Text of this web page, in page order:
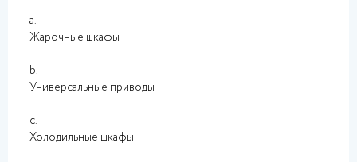
a.
Жарочные шкафы
b.
Универсальные приводы
c.
Холодильные шкафы